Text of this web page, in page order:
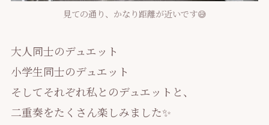
見ての通り、かなり距離が近いです😅
大人同士のデュエット
小学生同士のデュエット
そしてそれぞれ私とのデュエットと、
二重奏をたくさん楽しみました✨